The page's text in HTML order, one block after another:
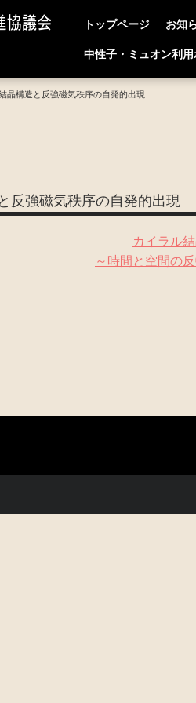
トップページ お知
中性子・ミュオン
晶構造と反強磁気秩序の自発的出現
反強磁気秩序の自発的出現
カイラル
～時間と空間の